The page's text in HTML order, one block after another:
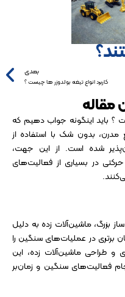
بعدی
کاربرد انواع تیغه بولدوزر ها چیست ؟
مقاله
باید اینگونه جواب دهیم که
بدون شک با استفاده از
شده است. از این جهت،
در بسیاری از فعالیت‌های
بزرگ، ماشین‌آلات زده به دلیل
برتری در عملیات‌های سنگین را
و طراحی ماشین‌آلات زده، این
فعالیت‌های سنگین و زمان‌بر